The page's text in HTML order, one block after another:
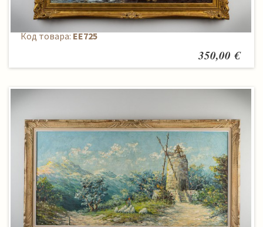
Paveikslas
Код товара:EE725
350,00 €